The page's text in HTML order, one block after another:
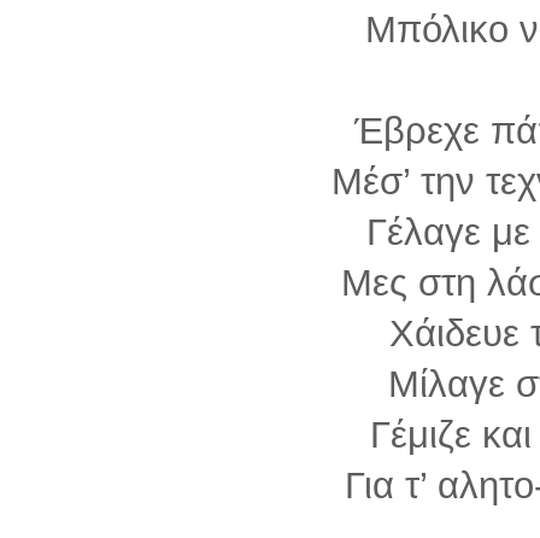
Μπόλικο
Έβρεχε
Μέσ’ την
Γέλαγε
Μες στη
Χάιδευε
Μίλαγε
Γέμιζε
Για τ’